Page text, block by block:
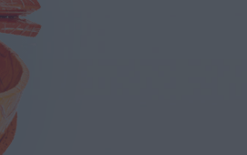
Οπτικό
Αμφιβληστροειδής